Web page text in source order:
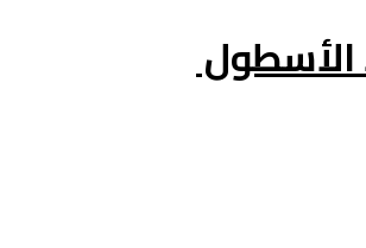
الأسطول